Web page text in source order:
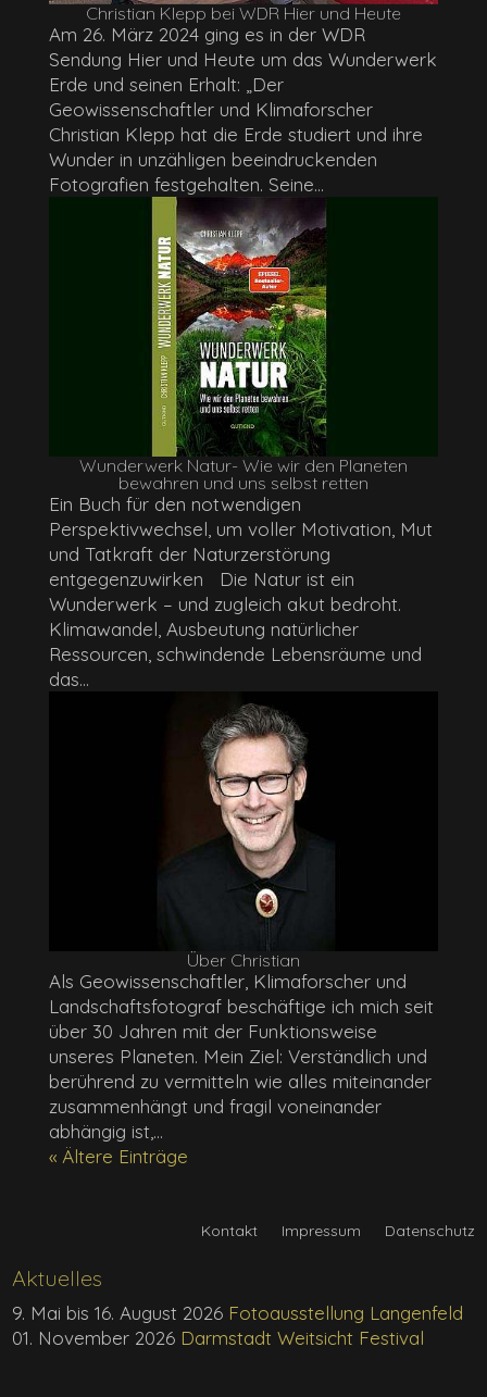
Christian Klepp bei WDR Hier und Heute
Am 26. März 2024 ging es in der WDR
Sendung Hier und Heute um das Wunderwerk
Erde und seinen Erhalt: „Der
Geowissenschaftler und Klimaforscher
Christian Klepp hat die Erde studiert und ihre
Wunder in unzähligen beeindruckenden
Fotografien festgehalten. Seine...
Wunderwerk Natur- Wie wir den Planeten
bewahren und uns selbst retten
Ein Buch für den notwendigen
Perspektivwechsel, um voller Motivation, Mut
und Tatkraft der Naturzerstörung
entgegenzuwirken Die Natur ist ein
Wunderwerk – und zugleich akut bedroht.
Klimawandel, Ausbeutung natürlicher
Ressourcen, schwindende Lebensräume und
das...
Über Christian
Als Geowissenschaftler, Klimaforscher und
Landschaftsfotograf beschäftige ich mich seit
über 30 Jahren mit der Funktionsweise
unseres Planeten. Mein Ziel: Verständlich und
berührend zu vermitteln wie alles miteinander
zusammenhängt und fragil voneinander
abhängig ist,...
« Ältere Einträge
Aktuelles
9. Mai bis 16. August 2026 Fotoausstellung Langenfeld
01. November 2026 Darmstadt Weitsicht Festival
Kontakt Impressum Datenschutz